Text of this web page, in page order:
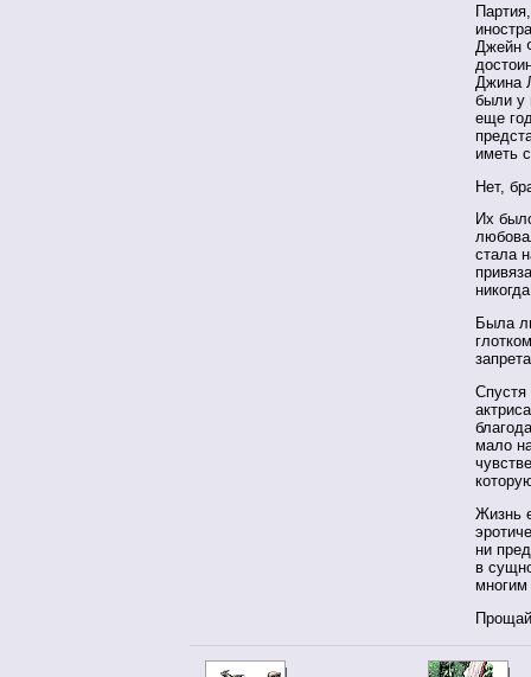
Джейн
Джина
были у
еще
иметь
Нет,
Их
стала
Была
Спустя
мало
Жизнь
ни
в